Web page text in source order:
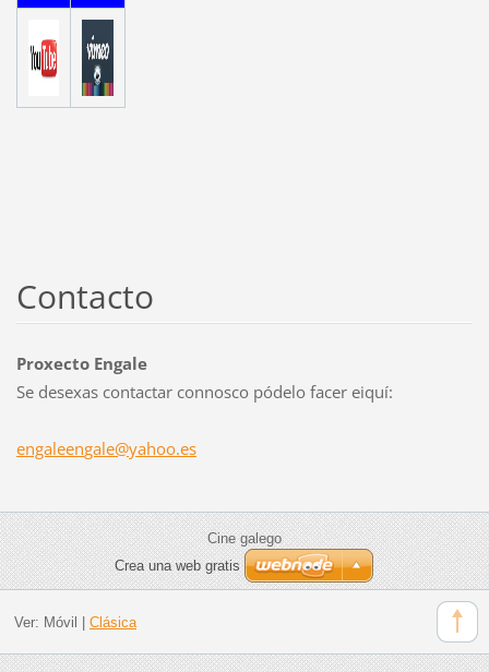
Contacto
Proxecto Engale
Se desexas contactar connosco pódelo facer eiquí:
engaleengale@yahoo.es
Cine galego
Crea una web gratis
Ver: Móvil Clásica